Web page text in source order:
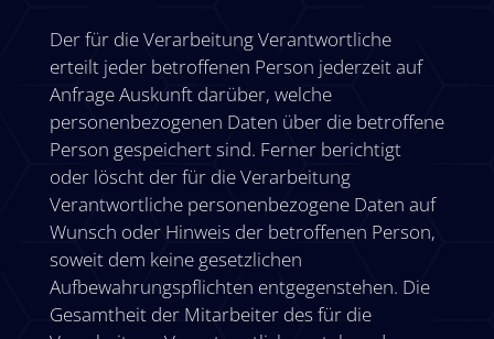
Der für die Verarbeitung Verantwortliche
erteilt jeder betroffenen Person jederzeit auf
Anfrage Auskunft darüber, welche
personenbezogenen Daten über die betroffene
Person gespeichert sind. Ferner berichtigt
oder löscht der für die Verarbeitung
Verantwortliche personenbezogene Daten auf
Wunsch oder Hinweis der betroffenen Person,
soweit dem keine gesetzlichen
Aufbewahrungspflichten entgegenstehen. Die
Gesamtheit der Mitarbeiter des für die